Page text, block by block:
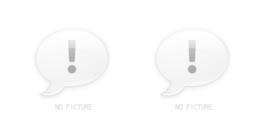
4DVD+GOODS)(預
購至05/20 12:00止)
RAY+GOODS)(預購
至05/20 12:00止)